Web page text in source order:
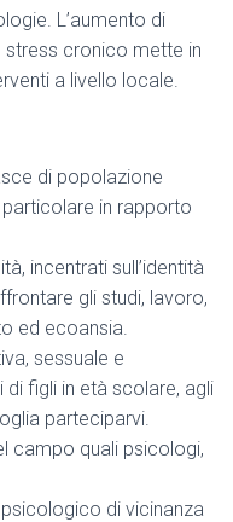
L’aumento di
stress cronico mette in
a livello locale.
di popolazione
in rapporto
incentrati sull’identità
gli studi, lavoro,
ed ecoansia.
sessuale e
figli in età scolare, agli
parteciparvi.
campo quali psicologi,
di vicinanza